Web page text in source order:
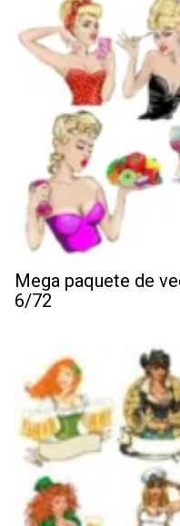
Mega paquete de
6/72